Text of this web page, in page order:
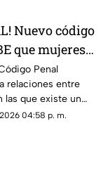
Nuevo código
que mujeres
a los
en estos
Penal
relaciones entre
las que existe un
de
04:58 p. m.